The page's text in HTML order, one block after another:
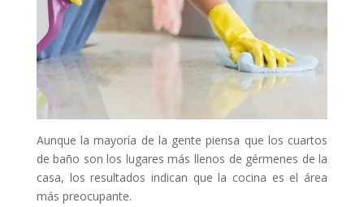
Aunque la mayoría de la gente piensa que los cuartos
de baño son los lugares más llenos de gérmenes de la
casa, los resultados indican que la cocina es el área
más preocupante.